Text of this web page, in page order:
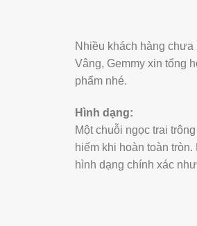
Nhiều khách hàng chưa
Vâng, Gemmy xin tổng
phẩm nhé.
Hình dạng:
Một chuỗi ngọc trai
hiếm khi hoàn toàn
hình dạng chính xác